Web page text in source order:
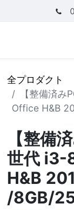
全プロダクト
【整備済
Office H&B
【整備
世代 i3-
H&B
/8GB/